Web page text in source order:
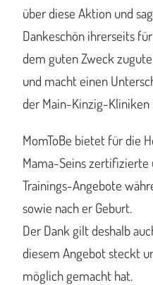
über diese Aktion und
Dankeschön ihrerseits
dem guten Zweck
und macht einen
der Main-Kinzig-Kliniken
MomToBe bietet für die
Mama-Seins zertifizierte
Trainings-Angebote
sowie nach er Geburt.
Der Dank gilt deshalb
diesem Angebot steckt
möglich gemacht hat.